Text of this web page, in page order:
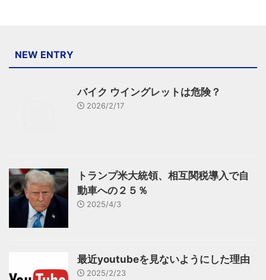
NEW ENTRY
バイク ウイングレットは危険？
2026/2/17
トランプ米大統領、相互関税導入で自
動車への２５％
2025/4/3
最近youtubeを見ないようにした理由
2025/2/23